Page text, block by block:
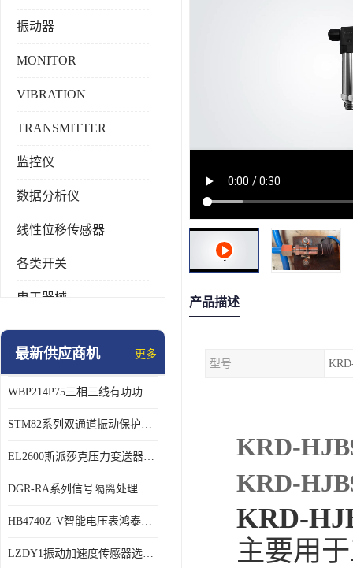
振动器
MONITOR
VIBRATION
TRANSMITTER
监控仪
数据分析仪
线性位移传感器
各类开关
电工器械
模块化产品
特殊用处传感器
特殊用途变送器
最新供应商机 更多
WBP214P75三相三线有功功率传感器鸿泰顺达产品稳定性好
STM82系列双通道振动保护表鸿泰产品技术规格
EL2600斯派莎克压力变送器技术规格
DGR-RA系列信号隔离处理器鸿泰产品技术规格
HB4740Z-V智能电压表鸿泰产品外形美观大方
LZDY1振动加速度传感器选型资料
产品描述
型号
KRD-
KRD-
KRD-
主要用